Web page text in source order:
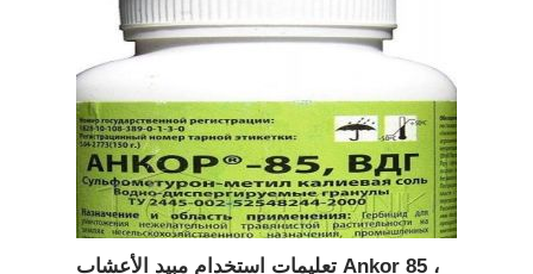
تعليمات استخدام مبيد الأعشاب Ankor 85 ،